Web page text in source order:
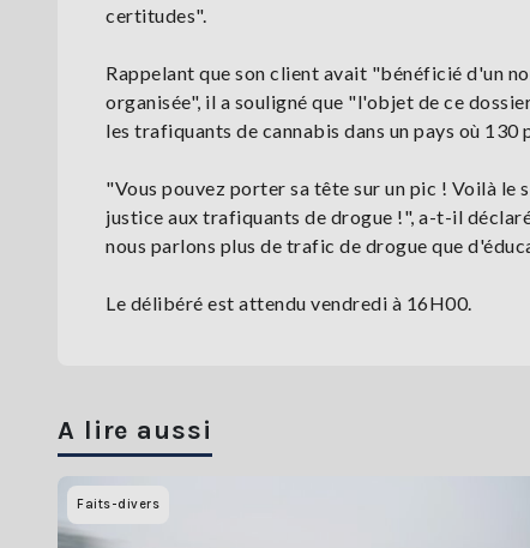
certitudes".
Rappelant que son client avait "bénéficié d'un
organisée", il a souligné que "l'objet de ce
les trafiquants de cannabis dans un pays où
"Vous pouvez porter sa tête sur un pic ! Voilà le
justice aux trafiquants de drogue !", a-t-il
nous parlons plus de trafic de drogue que
Le délibéré est attendu vendredi à 16H00.
A lire aussi
Faits-divers